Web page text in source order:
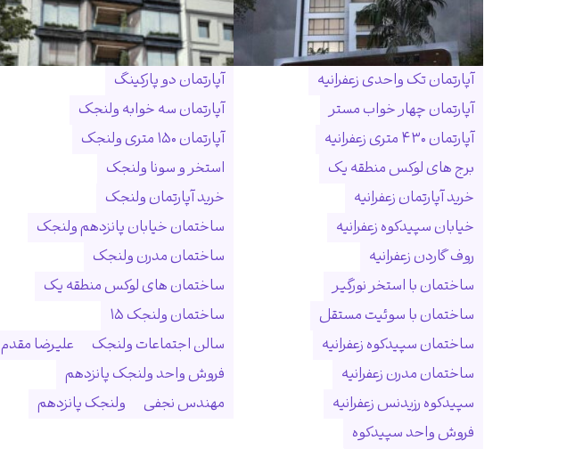
آپارتمان تک واحدی زعفرانیه
آپارتمان چهار خواب مستر
آپارتمان ۴۳۰ متری زعفرانیه
برج های لوکس منطقه یک
خرید آپارتمان زعفرانیه
خیابان سپیدکوه زعفرانیه
روف گاردن زعفرانیه
ساختمان با استخر نورگیر
ساختمان با سوئیت مستقل
ساختمان سپیدکوه زعفرانیه
ساختمان مدرن زعفرانیه
سپیدکوه رزیدنس زعفرانیه
فروش واحد سپیدکوه
آپارتمان دو پارکینگ
آپارتمان سه خوابه ولنجک
آپارتمان ۱۵۰ متری ولنجک
استخر و سونا ولنجک
خرید آپارتمان ولنجک
ساختمان خیابان پانزدهم ولنجک
ساختمان مدرن ولنجک
ساختمان های لوکس منطقه یک
ساختمان ولنجک ۱۵
سالن اجتماعات ولنجک
علیرضا مقدم
فروش واحد ولنجک پانزدهم
مهندس نجفی
ولنجک پانزدهم